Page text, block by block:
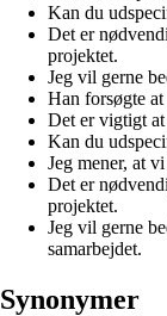
Kan du
Det er
projektet.
Jeg vil gerne
Han forsøgte
Det er vigtigt
Kan du
Jeg mener, at
Det er
projektet.
Jeg vil gerne
samarbejdet.
Synonymer